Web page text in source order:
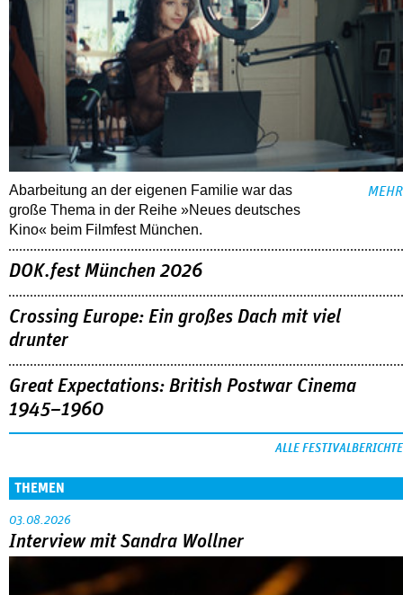
Abarbeitung an der eigenen Familie war das
große Thema in der Reihe »Neues deutsches
Kino« beim Filmfest München.
MEHR
DOK.fest München 2026
Crossing Europe: Ein großes Dach mit viel
drunter
Great Expectations: British Postwar Cinema
1945–1960
ALLE FESTIVALBERICHTE
THEMEN
03.08.2026
Interview mit Sandra Wollner